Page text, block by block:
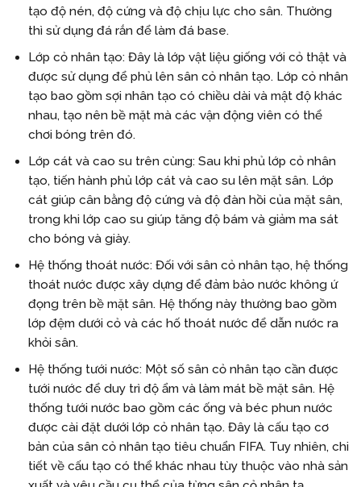
tạo độ nén, độ cứng và độ chịu lực cho sân. Thường
thì sử dụng đá rắn để làm đá base.
Lớp cỏ nhân tạo: Đây là lớp vật liệu giống với cỏ thật và
được sử dụng để phủ lên sân cỏ nhân tạo. Lớp cỏ nhân
tạo bao gồm sợi nhân tạo có chiều dài và mật độ khác
nhau, tạo nên bề mặt mà các vận động viên có thể
chơi bóng trên đó.
Lớp cát và cao su trên cùng: Sau khi phủ lớp cỏ nhân
tạo, tiến hành phủ lớp cát và cao su lên mặt sân. Lớp
cát giúp cân bằng độ cứng và độ đàn hồi của mặt sân,
trong khi lớp cao su giúp tăng độ bám và giảm ma sát
cho bóng và giày.
Hệ thống thoát nước: Đối với sân cỏ nhân tạo, hệ thống
thoát nước được xây dựng để đảm bảo nước không ứ
đọng trên bề mặt sân. Hệ thống này thường bao gồm
lớp đệm dưới cỏ và các hố thoát nước để dẫn nước ra
khỏi sân.
Hệ thống tưới nước: Một số sân cỏ nhân tạo cần được
tưới nước để duy trì độ ẩm và làm mát bề mặt sân. Hệ
thống tưới nước bao gồm các ống và béc phun nước
được cài đặt dưới lớp cỏ nhân tạo. Đây là cấu tạo cơ
bản của sân cỏ nhân tạo tiêu chuẩn FIFA. Tuy nhiên, chi
tiết về cấu tạo có thể khác nhau tùy thuộc vào nhà sản